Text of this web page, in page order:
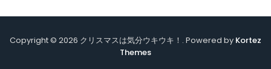
Copyright © 2026 クリスマスは気分ウキウキ！. Powered by Kortez
Themes